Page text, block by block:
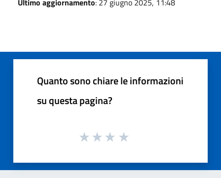
Quanto sono chiare le informazioni
su questa pagina?